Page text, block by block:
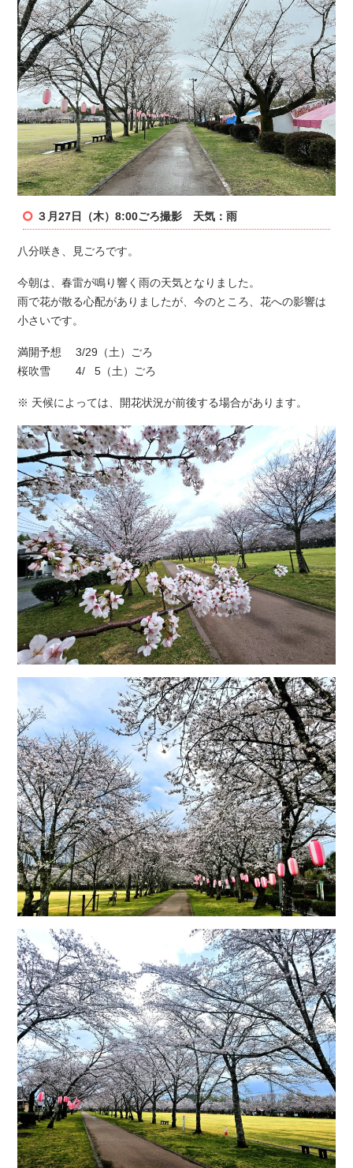
３月27日（木）8:00ごろ撮影 天気：雨
八分咲き、見ごろです。
今朝は、春雷が鳴り響く雨の天気となりました。
雨で花が散る心配がありましたが、今のところ、花への影響は
小さいです。
満開予想 3/29（土）ごろ
桜吹雪 4/ 5（土）ごろ
※ 天候によっては、開花状況が前後する場合があります。